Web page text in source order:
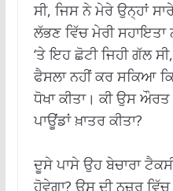
ਸੀ, ਜਿਸ ਨੇ ਮੇਰੇ ਉਨ੍ਹਾਂ
ਲੱਭਣ ਵਿੱਚ ਮੇਰੀ ਸਹਾਇਤਾ
‘ਤੇ ਇਹ ਛੋਟੀ ਜਿਹੀ ਗੱਲ
ਫੈਸਲਾ ਨਹੀਂ ਕਰ ਸਕਿਆ
ਧੋਖਾ ਕੀਤਾ। ਕੀ ਉਸ
ਪਾਊਂਡਾਂ ਖ਼ਾਤਰ ਕੀਤਾ?
ਦੂਸੇ ਪਾਸੇ ਉਹ ਬੇਚਾਰਾ
ਹੋਵੇਗਾ? ਉਸ ਦੀ ਨਜ਼ਰ